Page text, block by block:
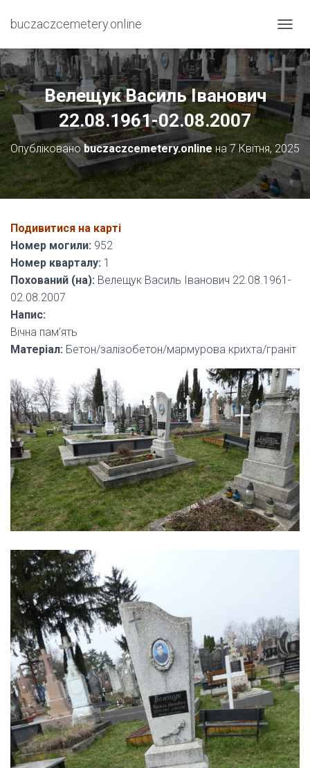
buczaczcemetery.online
Е
Р
Е
М
К
Н
Т
И
Н
А
В
Велещук Василь Іванович
22.08.1961-02.08.2007
Опублікованоbuczaczcemetery.online на7 Квітня, 2025
Подивитися на карті
Номер могили: 952
Номер кварталу: 1
Похований (на): Велещук Василь Іванович 22.08.1961-
02.08.2007
Напис:
Вічна пам’ять
Матеріал: Бетон/залізобетон/мармурова крихта/граніт